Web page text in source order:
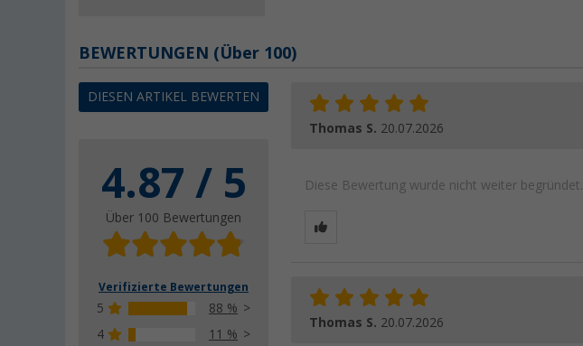
BEWERTUNGEN (Über 100)
DIESEN ARTIKEL BEWERTEN
4.87 / 5
Über 100 Bewertungen
Verifizierte Bewertungen
5
88 %
4
11 %
Thomas S. 20.07.2026
Diese Bewertung wurde nicht weiter begründet.
Thomas S. 20.07.2026